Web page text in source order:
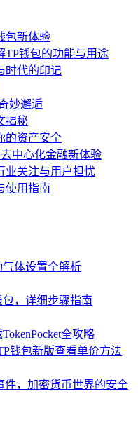
包新体验
TP钱包的功能与用途
时代的印记
妙邂逅
揭秘
的资产安全
去中心化金融新体验
业关注与用户担忧
使用指南
体设置全解析
，详细步骤指南
全攻略
钱包新版查看单价方法
件，加密货币世界的安全